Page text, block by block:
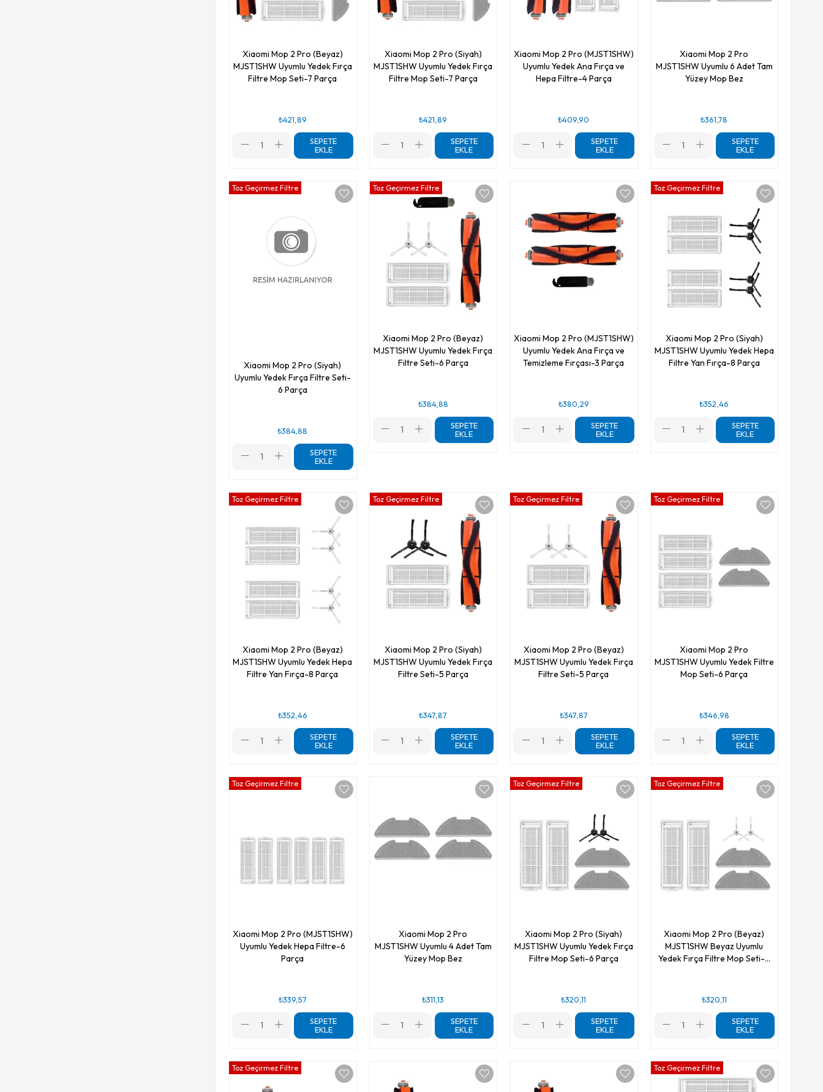
Xiaomi Mop 2 Pro (Beyaz)
MJST1SHW Uyumlu Yedek Fırça
Filtre Mop Seti-7 Parça
₺421,89
SEPETE
EKLE
Xiaomi Mop 2 Pro (Siyah)
MJST1SHW Uyumlu Yedek Fırça
Filtre Mop Seti-7 Parça
₺421,89
SEPETE
EKLE
Xiaomi Mop 2 Pro (MJST1SHW)
Uyumlu Yedek Ana Fırça ve
Hepa Filtre-4 Parça
₺409,90
SEPETE
EKLE
Xiaomi Mop 2 Pro
MJST1SHW Uyumlu 6 Adet Tam
Yüzey Mop Bez
₺361,78
SEPETE
EKLE
Xiaomi Mop 2 Pro (Siyah)
Uyumlu Yedek Fırça Filtre Seti-
6 Parça
₺384,88
SEPETE
EKLE
Toz Geçirmez Filtre
Xiaomi Mop 2 Pro (Beyaz)
MJST1SHW Uyumlu Yedek Fırça
Filtre Seti-6 Parça
₺384,88
SEPETE
EKLE
Toz Geçirmez Filtre
Xiaomi Mop 2 Pro (MJST1SHW)
Uyumlu Yedek Ana Fırça ve
Temizleme Fırçası-3 Parça
₺380,29
SEPETE
EKLE
Xiaomi Mop 2 Pro (Siyah)
MJST1SHW Uyumlu Yedek Hepa
Filtre Yan Fırça-8 Parça
₺352,46
SEPETE
EKLE
Toz Geçirmez Filtre
Xiaomi Mop 2 Pro (Beyaz)
MJST1SHW Uyumlu Yedek Hepa
Filtre Yan Fırça-8 Parça
₺352,46
SEPETE
EKLE
Toz Geçirmez Filtre
Xiaomi Mop 2 Pro (Siyah)
MJST1SHW Uyumlu Yedek Fırça
Filtre Seti-5 Parça
₺347,87
SEPETE
EKLE
Toz Geçirmez Filtre
Xiaomi Mop 2 Pro (Beyaz)
MJST1SHW Uyumlu Yedek Fırça
Filtre Seti-5 Parça
₺347,87
SEPETE
EKLE
Toz Geçirmez Filtre
Xiaomi Mop 2 Pro
MJST1SHW Uyumlu Yedek Filtre
Mop Seti-6 Parça
₺346,98
SEPETE
EKLE
Toz Geçirmez Filtre
Xiaomi Mop 2 Pro (MJST1SHW)
Uyumlu Yedek Hepa Filtre-6
Parça
₺339,57
SEPETE
EKLE
Toz Geçirmez Filtre
Xiaomi Mop 2 Pro
MJST1SHW Uyumlu 4 Adet Tam
Yüzey Mop Bez
₺311,13
SEPETE
EKLE
Xiaomi Mop 2 Pro (Siyah)
MJST1SHW Uyumlu Yedek Fırça
Filtre Mop Seti-6 Parça
₺320,11
SEPETE
EKLE
Toz Geçirmez Filtre
Xiaomi Mop 2 Pro (Beyaz)
MJST1SHW Beyaz Uyumlu
Yedek Fırça Filtre Mop Seti-6
₺320,11
SEPETE
EKLE
Toz Geçirmez Filtre
Toz Geçirmez Filtre Toz Geçirmez Filtre